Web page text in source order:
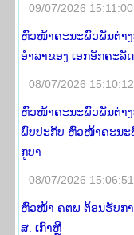
09/07/2026 15:11:00
ຫົວໜ້າຄະນະພົວພັນຕ່າງ
ອຳລາຂອງ ເອກອັກຄະລັ
08/07/2026 15:10:12
ຫົວໜ້າຄະນະພົວພັນຕ່າງ
ພົບປະກັບ ຫົວໜ້າຄະນະ
ກູບາ
08/07/2026 15:06:51
ຫົວໜ້າ ຄຕພ ຕ້ອນຮັບກາ
ສ. ເກົາຫຼີ